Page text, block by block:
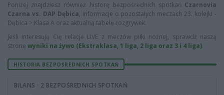
Poniżej znajdziesz również historę bezpośrednich spotkań Czarnovia
Czarna vs. DAP Dębica, informacje o pozostałych meczach 23. kolejki -
Dębica > Klasa A oraz aktualną tabelę rozgrywek.
Jeśli interesują Cię relacje LIVE z meczów piłki nożnej, sprawdź naszą
stronę wyniki na żywo (Ekstraklasa, 1 liga, 2 liga oraz 3 i 4 liga).
HISTORIA BEZPOŚREDNICH SPOTKAŃ
BILANS · 2 BEZPOŚREDNICH SPOTKAŃ